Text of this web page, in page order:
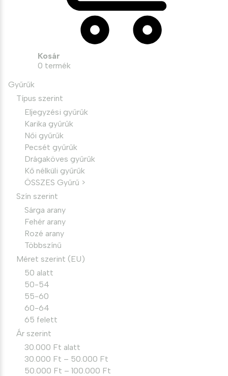
Kosár
0 termék
Gyűrűk
Típus szerint
Eljegyzési gyűrűk
Karika gyűrűk
Női gyűrűk
Pecsét gyűrűk
Drágaköves gyűrűk
Kő nélküli gyűrűk
ÖSSZES Gyűrű >
Szín szerint
Sárga arany
Fehér arany
Rozé arany
Többszínű
Méret szerint (EU)
50 alatt
50-54
55-60
60-64
65 felett
Ár szerint
30.000 Ft alatt
30.000 Ft – 50.000 Ft
50.000 Ft – 100.000 Ft